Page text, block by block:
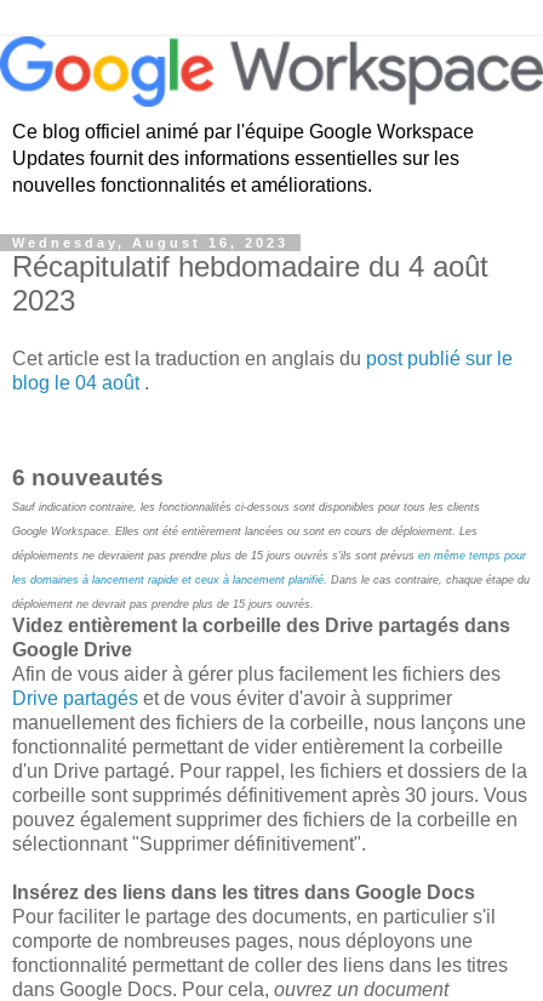
Ce blog officiel animé par l'équipe Google Workspace
Updates fournit des informations essentielles sur les
nouvelles fonctionnalités et améliorations.
Wednesday, August 16, 2023
Récapitulatif hebdomadaire du 4 août
2023
Cet article est la traduction en anglais du post publié sur le
blog le 04 août .
6 nouveautés
Sauf indication contraire, les fonctionnalités ci-dessous sont disponibles pour tous les clients
Google Workspace. Elles ont été entièrement lancées ou sont en cours de déploiement. Les
déploiements ne devraient pas prendre plus de 15 jours ouvrés s'ils sont prévus en même temps pour
les domaines à lancement rapide et ceux à lancement planifié . Dans le cas contraire, chaque étape du
déploiement ne devrait pas prendre plus de 15 jours ouvrés.
Videz entièrement la corbeille des Drive partagés dans
Google Drive
Afin de vous aider à gérer plus facilement les fichiers des
Drive partagés et de vous éviter d'avoir à supprimer
manuellement des fichiers de la corbeille, nous lançons une
fonctionnalité permettant de vider entièrement la corbeille
d'un Drive partagé. Pour rappel, les fichiers et dossiers de la
corbeille sont supprimés définitivement après 30 jours. Vous
pouvez également supprimer des fichiers de la corbeille en
sélectionnant "Supprimer définitivement".
Insérez des liens dans les titres dans Google Docs
Pour faciliter le partage des documents, en particulier s'il
comporte de nombreuses pages, nous déployons une
fonctionnalité permettant de coller des liens dans les titres
dans Google Docs. Pour cela, ouvrez un document